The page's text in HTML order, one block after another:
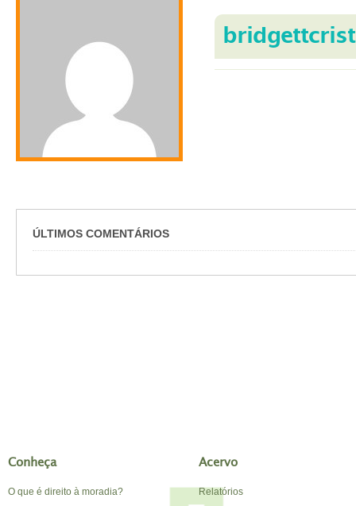
ÚLTIMOS COMENTÁRIOS
Conheça
O que é direito à moradia?
Acervo
Relatórios